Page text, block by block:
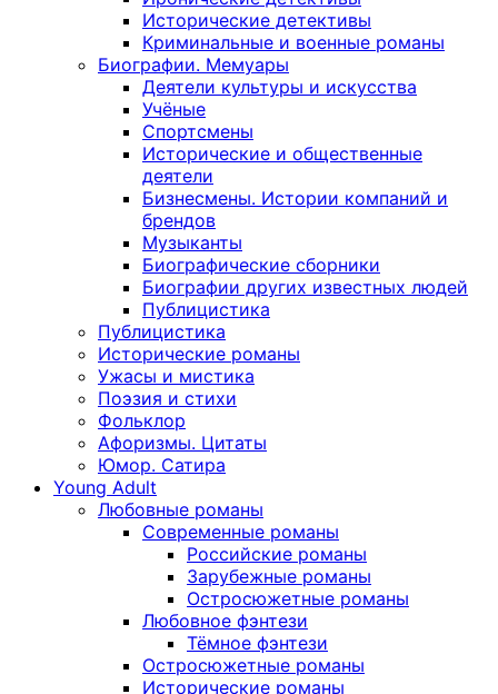
Исторические детективы
Криминальные и военные романы
Биографии. Мемуары
Деятели культуры и искусства
Учёные
Спортсмены
Исторические и общественные
деятели
Бизнесмены. Истории компаний и
брендов
Музыканты
Биографические сборники
Биографии других известных людей
Публицистика
Публицистика
Исторические романы
Ужасы и мистика
Поэзия и стихи
Фольклор
Афоризмы. Цитаты
Юмор. Сатира
Young Adult
Любовные романы
Современные романы
Российские романы
Зарубежные романы
Остросюжетные романы
Любовное фэнтези
Тёмное фэнтези
Остросюжетные романы
Исторические романы